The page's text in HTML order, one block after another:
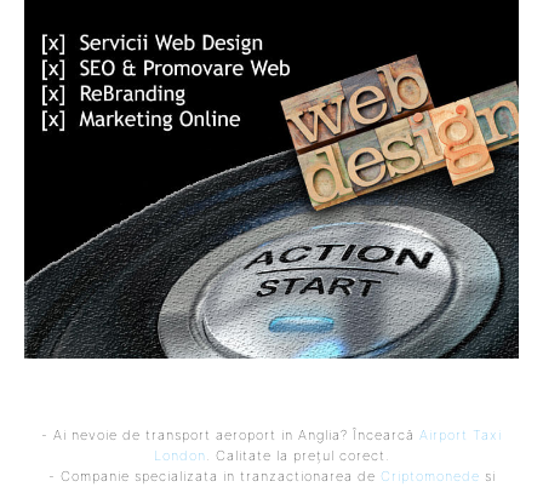
- Ai nevoie de transport aeroport in Anglia? Încearcă Airport Taxi
London. Calitate la prețul corect.
- Companie specializata in tranzactionarea de Criptomonede si